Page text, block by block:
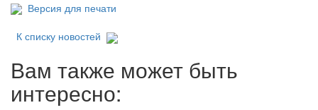
Версия для печати
К списку новостей
Вам также может быть
интересно: